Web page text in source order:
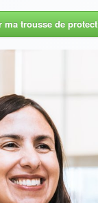
ma trousse de